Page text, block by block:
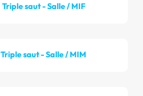
Triple saut - Salle / MIF
Triple saut - Salle / MIM